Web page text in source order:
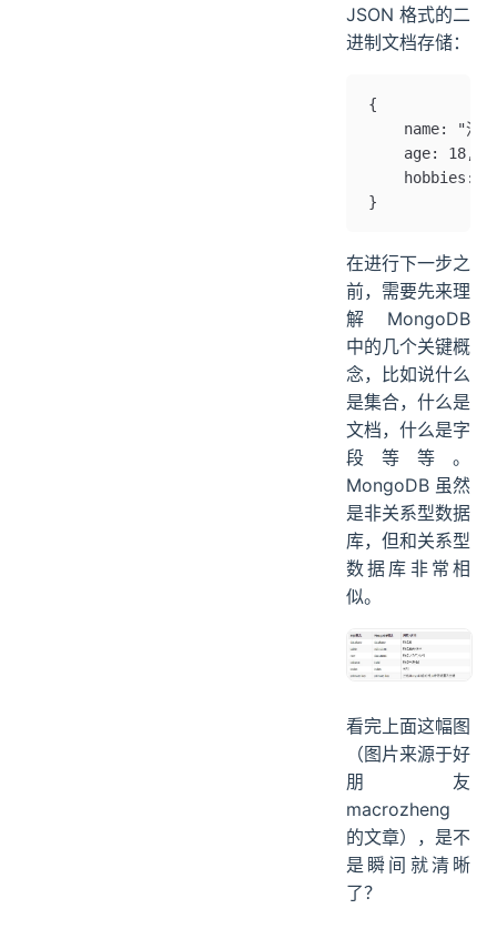
JSON 格式的二
进制文档存储：
{
name: "沉
    age: 18,
hobbies:
}
在进行下一步之
前，需要先来理
解 MongoDB
中的几个关键概
念，比如说什么
是集合，什么是
文档，什么是字
段等等。
MongoDB 虽然
是非关系型数据
库，但和关系型
数据库非常相
似。
看完上面这幅图
（图片来源于好
朋友
macrozheng
的文章），是不
是瞬间就清晰
了？